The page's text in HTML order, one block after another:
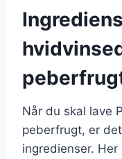
Når du skal lave
peberfrugt, er
ingredienser.